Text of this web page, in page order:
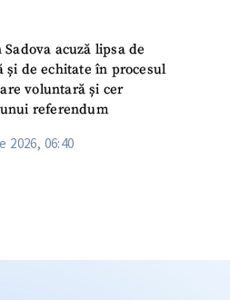
acuză lipsa de
și de echitate în procesul
voluntară și cer
referendum
2026, 06:40